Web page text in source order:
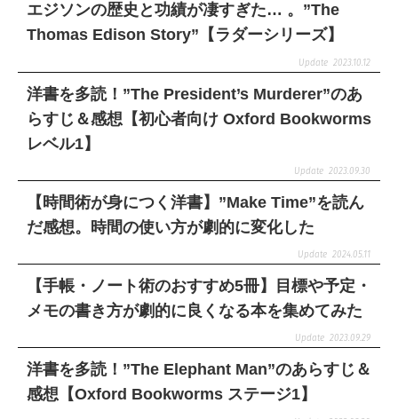
エジソンの歴史と功績が凄すぎた… 。”The
Thomas Edison Story”【ラダーシリーズ】
2023.10.12
洋書を多読！”The President’s Murderer”のあ
らすじ＆感想【初心者向け Oxford Bookworms
レベル1】
2023.09.30
【時間術が身につく洋書】”Make Time”を読ん
だ感想。時間の使い方が劇的に変化した
2024.05.11
【手帳・ノート術のおすすめ5冊】目標や予定・
メモの書き方が劇的に良くなる本を集めてみた
2023.09.29
洋書を多読！”The Elephant Man”のあらすじ＆
感想【Oxford Bookworms ステージ1】